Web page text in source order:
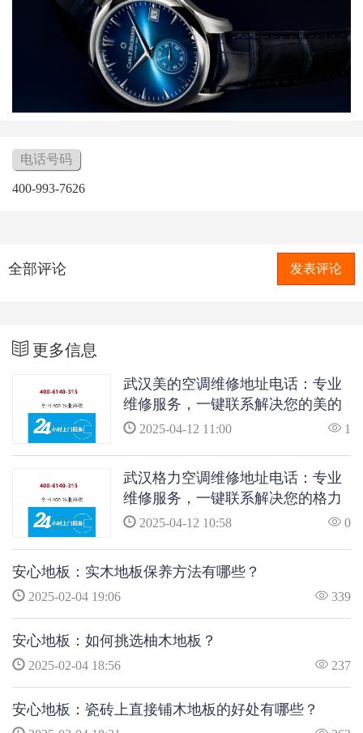
电话号码
400-993-7626
全部评论 发表评论
更多信息
武汉美的空调维修地址电话：专业
维修服务，一键联系解决您的美的
空调问题
2025-04-12 11:00 1
武汉格力空调维修地址电话：专业
维修服务，一键联系解决您的格力
空调问题
2025-04-12 10:58 0
安心地板：实木地板保养方法有哪些？
2025-02-04 19:06 339
安心地板：如何挑选柚木地板？
2025-02-04 18:56 237
安心地板：瓷砖上直接铺木地板的好处有哪些？